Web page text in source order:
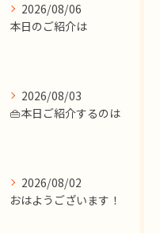
2026/08/06
本日のご紹介は
2026/08/03
👜本日ご紹介するのは
2026/08/02
​おはようございます！